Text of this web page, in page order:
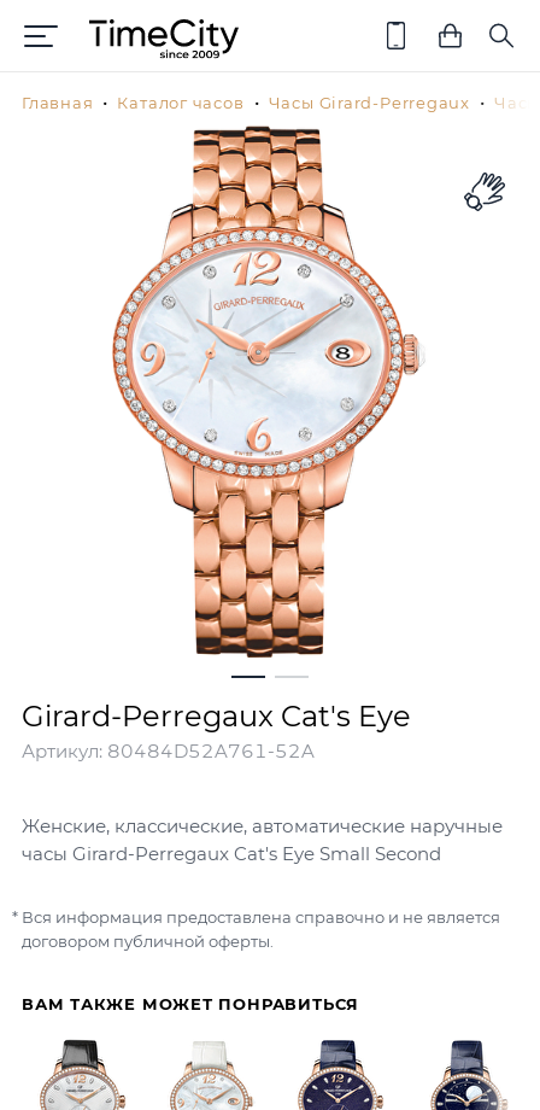
Главная Каталог часов Часы Girard-Perregaux Часы
Girard-Perregaux Cat's Eye
Артикул: 80484D52A761-52A
Женские, классические, автоматические наручные
часы Girard-Perregaux Cat's Eye Small Second
ВАМ ТАКЖЕ МОЖЕТ ПОНРАВИТЬСЯ
Вся информация предоставлена справочно и не является
договором публичной оферты.